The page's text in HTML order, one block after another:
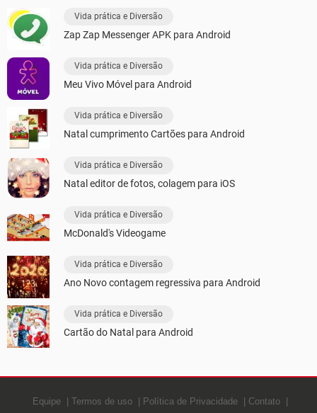
Vida prática e Diversão
Zap Zap Messenger APK para Android
Vida prática e Diversão
Meu Vivo Móvel para Android
Vida prática e Diversão
Natal cumprimento Cartões para Android
Vida prática e Diversão
Natal editor de fotos, colagem para iOS
Vida prática e Diversão
McDonald's Videogame
Vida prática e Diversão
Ano Novo contagem regressiva para Android
Vida prática e Diversão
Cartão do Natal para Android
Equipe Termos de uso Política de Privacidade Contato